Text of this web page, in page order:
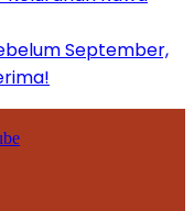
September,